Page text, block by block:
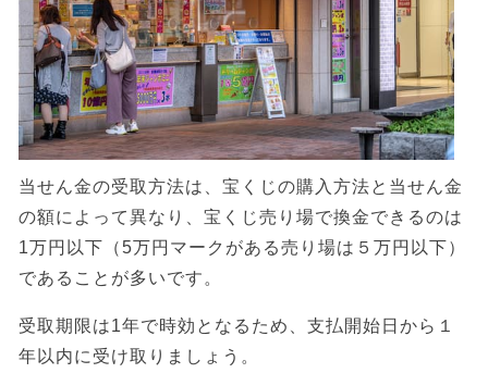
当せん金の受取方法は、宝くじの購入方法と当せん金
の額によって異なり、宝くじ売り場で換金できるのは
1万円以下（5万円マークがある売り場は５万円以下）
であることが多いです。
受取期限は1年で時効となるため、支払開始日から１
年以内に受け取りましょう。